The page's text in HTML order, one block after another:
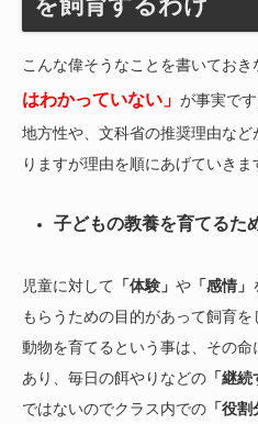
こんな偉そうなことを書いておき
はわかっていない」 が事実です
地方性や、文科省の推奨理由な
りますが理由を順にあげていきま
子どもの教養を育てるた
児童に対して 「体験」 や 「感情」
もらうための目的があって飼育を
動物を育てるという事は、その命
あり、毎日の餌やりなどの 「継続
ではないのでクラス内での 「役